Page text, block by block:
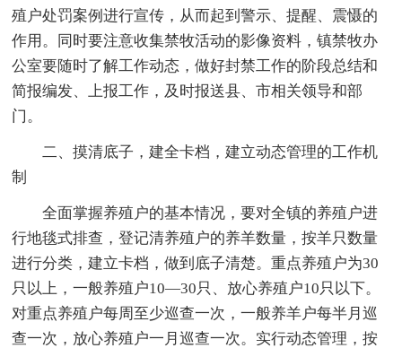
殖户处罚案例进行宣传，从而起到警示、提醒、震慑的
作用。同时要注意收集禁牧活动的影像资料，镇禁牧办
公室要随时了解工作动态，做好封禁工作的阶段总结和
简报编发、上报工作，及时报送县、市相关领导和部
门。
二、摸清底子，建全卡档，建立动态管理的工作机
制
全面掌握养殖户的基本情况，要对全镇的养殖户进
行地毯式排查，登记清养殖户的养羊数量，按羊只数量
进行分类，建立卡档，做到底子清楚。重点养殖户为30
只以上，一般养殖户10—30只、放心养殖户10只以下。
对重点养殖户每周至少巡查一次，一般养羊户每半月巡
查一次，放心养殖户一月巡查一次。实行动态管理，按